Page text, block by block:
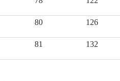
80 126
81 132